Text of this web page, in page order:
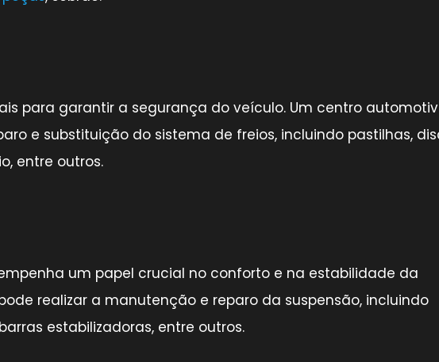
para garantir a segurança do veículo. Um centro
e substituição do sistema de freios, incluindo pastilhas,
entre outros.
um papel crucial no conforto e na estabilidade da
realizar a manutenção e reparo da suspensão, incluindo
estabilizadoras, entre outros.